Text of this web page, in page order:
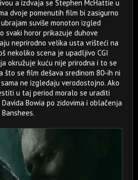
a izdvaja se Stephen McHattie u
dvoje pomenutih film bi zasigurno
suviše monoton izgled
svaki horor prikazuje duhove
neprirodno velika usta vrišteći na
nekoliko scena je upadljivo CGI
okružuje kuću nije prirodna i to se
što se film dešava sredinom 80-ih ni
ne izgledaju verodostojno. Ako
u taj period moralo se uraditi
Bowia po zidovima i oblačenja